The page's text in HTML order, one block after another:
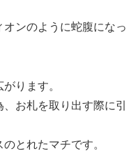
ンのように蛇腹になっ
ります。
お札を取り出す際に引
とれたマチです。